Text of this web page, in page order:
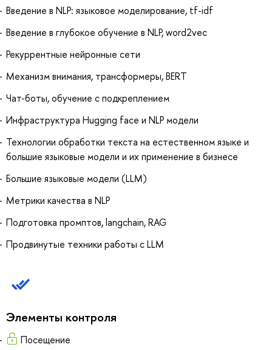
Введение в NLP: языковое моделирование, tf-idf
Введение в глубокое обучение в NLP, word2vec
Рекуррентные нейронные сети
Механизм внимания, трансформеры, BERT
Чат-боты, обучение с подкреплением
Инфраструктура Hugging face и NLP модели
Технологии обработки текста на естественном языке и
большие языковые модели и их применение в бизнесе
Большие языковые модели (LLM)
Метрики качества в NLP
Подготовка промптов, langchain, RAG
Продвинутые техники работы с LLM
Элементы контроля
Посещение